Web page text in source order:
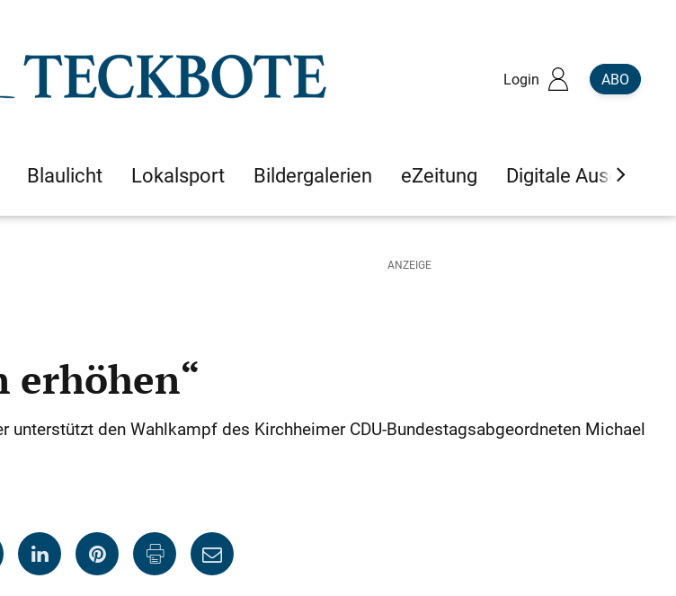
Login ABO
Blaulicht Lokalsport Bildergalerien eZeitung Digitale Ausgaben
erhöhen“
den Wahlkampf des Kirchheimer CDU-Bundestagsabgeordneten Michael